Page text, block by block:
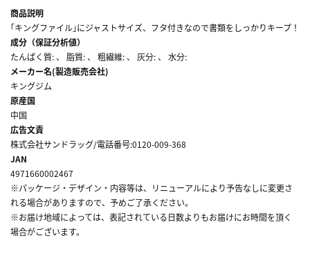
商品説明
｢キングファイル｣にジャストサイズ、フタ付きなので書類をしっかりキープ！
成分（保証分析値）
たんぱく質: 、 脂質: 、 粗繊維: 、 灰分: 、 水分:
メーカー名(製造販売会社)
キングジム
原産国
中国
広告文責
株式会社サンドラッグ/電話番号:0120-009-368
JAN
4971660002467
※パッケージ・デザイン・内容等は、リニューアルにより予告なしに変更さ
れる場合がありますので、予めご了承ください。
※お届け地域によっては、表記されている日数よりもお届けにお時間を頂く
場合がございます。